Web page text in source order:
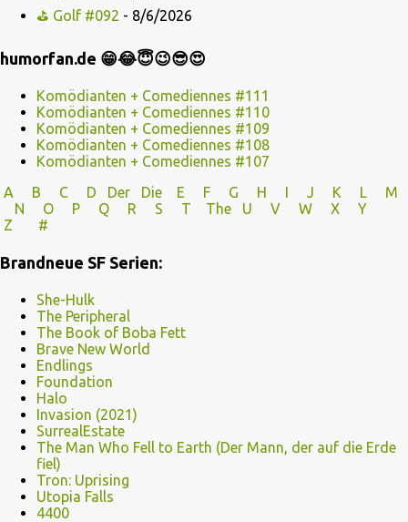
⛳ Golf #092 - 8/6/2026
humorfan.de 😁😂😇😉😎😍
Komödianten + Comediennes #111
Komödianten + Comediennes #110
Komödianten + Comediennes #109
Komödianten + Comediennes #108
Komödianten + Comediennes #107
A
B C D Der Die E F G H I J K L
M
N
O P Q R S T The U V
W X Y
Z
#
Brandneue SF Serien:
She-Hulk
The Peripheral
The Book of Boba Fett
Brave New World
Endlings
Foundation
Halo
Invasion (2021)
SurrealEstate
The Man Who Fell to Earth (Der Mann, der auf die Erde
fiel)
Tron: Uprising
Utopia Falls
4400